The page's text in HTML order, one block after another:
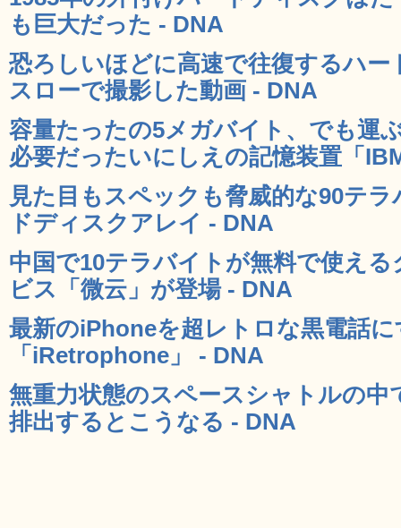
も巨大だった - DNA
恐ろしいほどに高速で往復するハー
スローで撮影した動画 - DNA
容量たったの5メガバイト、でも運
必要だったいにしえの記憶装置「
見た目もスペックも脅威的な90テ
ドディスクアレイ - DNA
中国で10テラバイトが無料で使え
ビス「微云」が登場 - DNA
最新のiPhoneを超レトロな黒電話
「iRetrophone」 - DNA
無重力状態のスペースシャトルの
排出するとこうなる - DNA